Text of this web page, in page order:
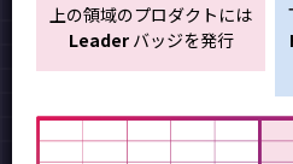
上の領域のプロダクトには
Leaderバッジを発行